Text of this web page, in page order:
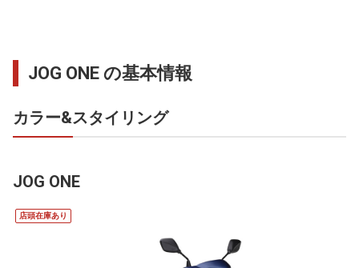
JOG ONE の基本情報
カラー&スタイリング
JOG ONE
店頭在庫あり